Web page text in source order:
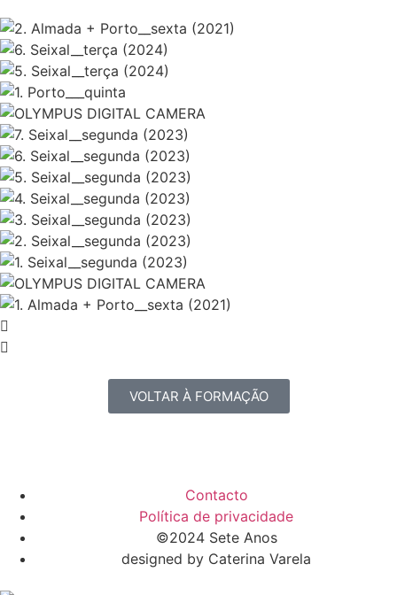
VOLTAR À FORMAÇÃO
Contacto
Política de privacidade
©2024 Sete Anos
designed by Caterina Varela